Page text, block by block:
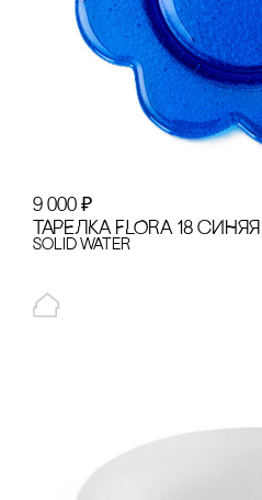
9 000 ₽
ТАРЕЛКА FLORA 18 сИНЯЯ
Solid Water